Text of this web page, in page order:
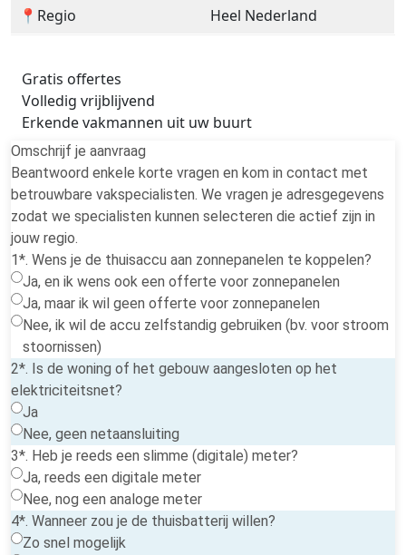
📍Regio
Heel Nederland
Gratis offertes
Volledig vrijblijvend
Erkende vakmannen uit uw buurt
Omschrijf je aanvraag
Beantwoord enkele korte vragen en kom in contact met
betrouwbare vakspecialisten. We vragen je adresgegevens
zodat we specialisten kunnen selecteren die actief zijn in
jouw regio.
1*. Wens je de thuisaccu aan zonnepanelen te koppelen?
Ja, en ik wens ook een offerte voor zonnepanelen
Ja, maar ik wil geen offerte voor zonnepanelen
Nee, ik wil de accu zelfstandig gebruiken (bv. voor stroom
stoornissen)
2*. Is de woning of het gebouw aangesloten op het
elektriciteitsnet?
Ja
Nee, geen netaansluiting
3*. Heb je reeds een slimme (digitale) meter?
Ja, reeds een digitale meter
Nee, nog een analoge meter
4*. Wanneer zou je de thuisbatterij willen?
Zo snel mogelijk